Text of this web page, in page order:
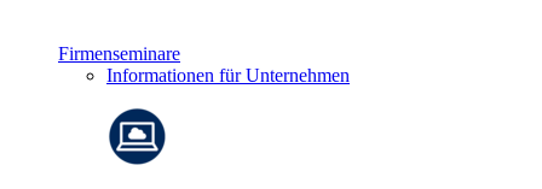
Firmenseminare
Informationen für Unternehmen